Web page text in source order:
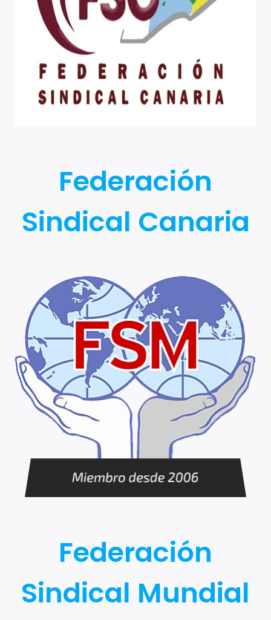
Federación
Sindical Canaria
Federación
Sindical Mundial